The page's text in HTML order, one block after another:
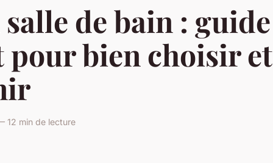
de bain : guide
pour bien choisir et
min de lecture